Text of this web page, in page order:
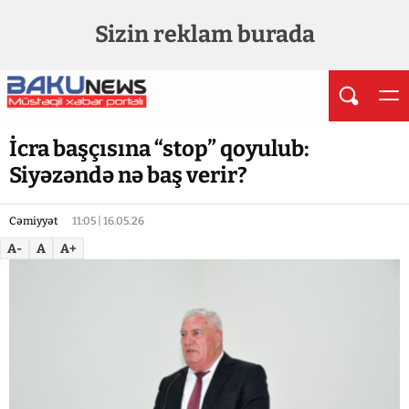
Sizin reklam burada
İcra başçısına “stop” qoyulub:
Siyəzəndə nə baş verir?
Cəmiyyət 11:05 | 16.05.26
A- A A+